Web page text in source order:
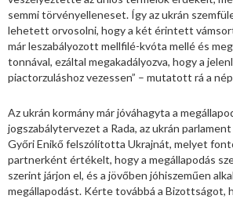
semmi törvényelleneset. Így az ukrán
lehetett orvosolni, hogy a két érintett
már leszabályozott mellfilé-kvóta mellé és
tonnával, ezáltal megakadályozva, hogy a
piactorzuláshoz vezessen” – mutatott rá a
Az ukrán kormány már jóváhagyta a
jogszabálytervezet a Rada, az ukrán
Győri Enikő felszólította Ukrajnát, melyet
partnerként értékelt, hogy a megállapodás
szerint járjon el, és a jövőben jóhiszeműen
megállapodást. Kérte továbbá a Bizottságot,